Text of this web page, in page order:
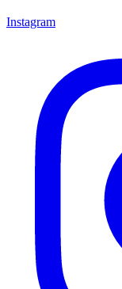
Instagram